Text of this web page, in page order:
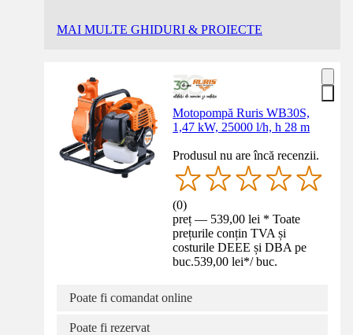
MAI MULTE GHIDURI & PROIECTE
Motopompă Ruris WB30S,
1,47 kW, 25000 l/h, h 28 m
Produsul nu are încă recenzii.
(0)
preț — 539,00 lei * Toate
prețurile conțin TVA și
costurile DEEE și DBA pe
buc.539,00 lei*/ buc.
Poate fi comandat online
Poate fi rezervat